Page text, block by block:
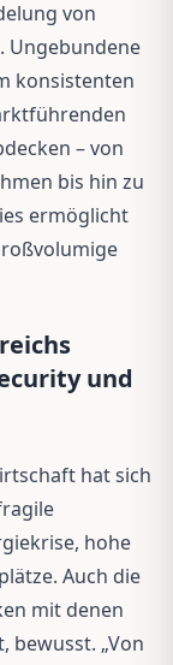
von
Ungebundene
konsistenten
– von
bis hin zu
ermöglicht
und
hat sich
hohe
Auch die
mit denen
„Von